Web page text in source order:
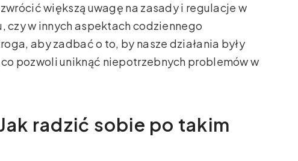
większą uwagę na zasady i regulacje w
czy w innych aspektach codziennego
aby zadbać o to, by nasze działania były
pozwoli uniknąć niepotrzebnych problemów w
radzić sobie po takim